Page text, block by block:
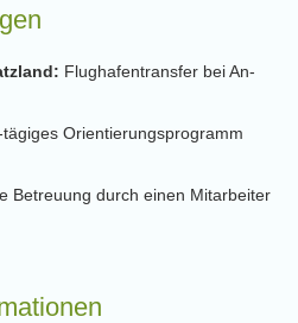
Flughafentransfer bei An-
tägiges Orientierungsprogramm
Betreuung durch einen Mitarbeiter